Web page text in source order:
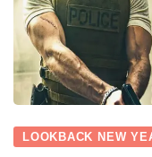
LOOKBACK NEW